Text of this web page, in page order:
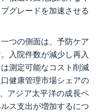
グレードを加速させる
つの側面は、予防ケア
入院件数が減少し再入
測定可能なコスト削減
健康管理市場シェアの
アジア太平洋の成長ペ
ス支出が増加するにつ